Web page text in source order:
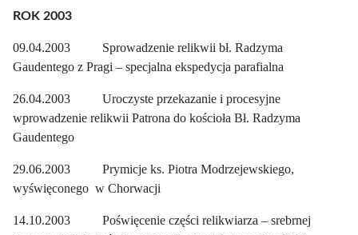
ROK 2003
09.04.2003 Sprowadzenie relikwii bł. Radzyma
Gaudentego z Pragi – specjalna ekspedycja parafialna
26.04.2003 Uroczyste przekazanie i procesyjne
wprowadzenie relikwii Patrona do kościoła Bł. Radzyma
Gaudentego
29.06.2003 Prymicje ks. Piotra Modrzejewskiego,
wyświęconego w Chorwacji
14.10.2003 Poświęcenie części relikwiarza – srebrnej